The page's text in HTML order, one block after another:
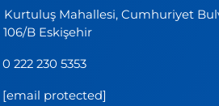
Kurtuluş Mahallesi, Cumhuriyet
106/B Eskişehir
0 222 230 5353
[email protected]